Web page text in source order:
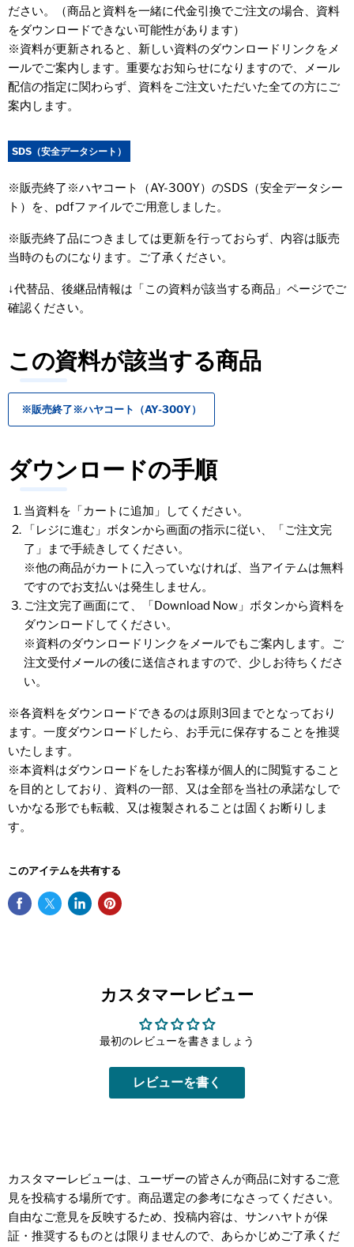
ださい。（商品と資料を一緒に代金引換でご注文の場合、資料
をダウンロードできない可能性があります）
※資料が更新されると、新しい資料のダウンロードリンクをメ
ールでご案内します。重要なお知らせになりますので、メール
配信の指定に関わらず、資料をご注文いただいた全ての方にご
案内します。
SDS（安全データシート）
※販売終了※ハヤコート（AY-300Y）のSDS（安全データシー
ト）を、pdfファイルでご用意しました。
※販売終了品につきましては更新を行っておらず、内容は販売
当時のものになります。ご了承ください。
↓代替品、後継品情報は「この資料が該当する商品」ページでご
確認ください。
この資料が該当する商品
※販売終了※ハヤコート（AY-300Y）
ダウンロードの手順
当資料を「カートに追加」してください。
「レジに進む」ボタンから画面の指示に従い、「ご注文完
了」まで手続きしてください。
※他の商品がカートに入っていなければ、当アイテムは無料
ですのでお支払いは発生しません。
ご注文完了画面にて、「Download Now」ボタンから資料を
ダウンロードしてください。
※資料のダウンロードリンクをメールでもご案内します。ご
注文受付メールの後に送信されますので、少しお待ちくださ
い。
※各資料をダウンロードできるのは原則3回までとなっており
ます。一度ダウンロードしたら、お手元に保存することを推奨
いたします。
※本資料はダウンロードをしたお客様が個人的に閲覧すること
を目的としており、資料の一部、又は全部を当社の承諾なしで
いかなる形でも転載、又は複製されることは固くお断りしま
す。
このアイテムを共有する
カスタマーレビュー
最初のレビューを書きましょう
レビューを書く
カスタマーレビューは、ユーザーの皆さんが商品に対するご意
見を投稿する場所です。商品選定の参考になさってください。
自由なご意見を反映するため、投稿内容は、サンハヤトが保
証・推奨するものとは限りませんので、あらかじめご了承くだ